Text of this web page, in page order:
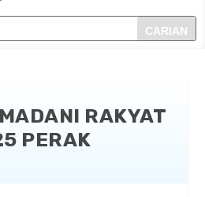
RAKYAT
PERAK